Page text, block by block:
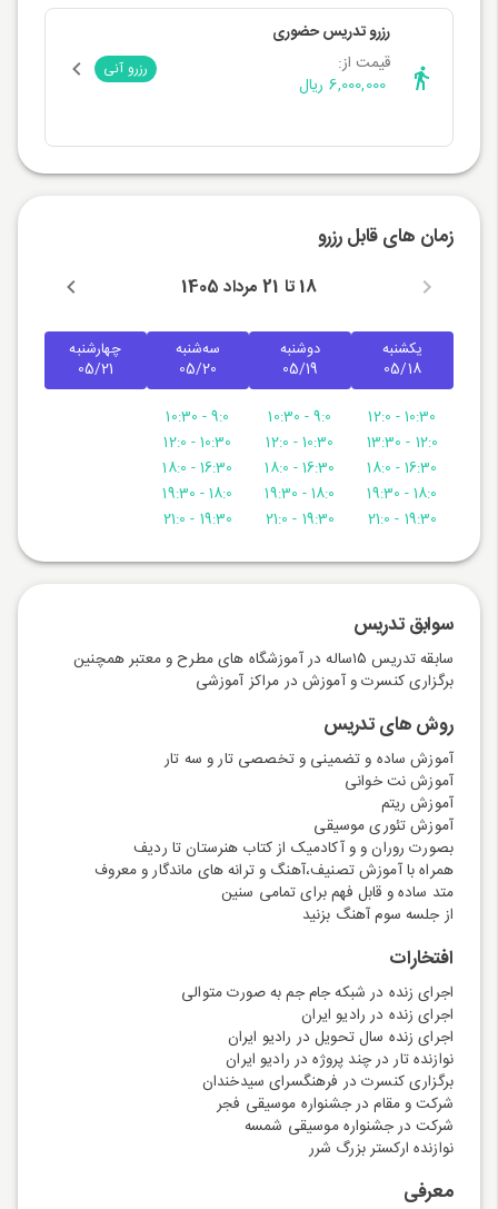
رزرو تدریس حضوری
قیمت از:
6,000,000 ریال
رزرو آنی
زمان های قابل رزرو
18 تا 21 مرداد 1405
یکشنبه
05/18
10:30 - 12:0
12:0 - 13:30
16:30 - 18:0
18:0 - 19:30
19:30 - 21:0
دوشنبه
05/19
9:0 - 10:30
10:30 - 12:0
16:30 - 18:0
18:0 - 19:30
19:30 - 21:0
سه‌شنبه
05/20
9:0 - 10:30
10:30 - 12:0
16:30 - 18:0
18:0 - 19:30
19:30 - 21:0
چهارشنبه
05/21
سوابق تدریس
سابقه تدریس ۱۵ساله در آموزشگاه های مطرح و معتبر همچنین
برگزاری کنسرت و آموزش در مراکز آموزشی
روش های تدریس
آموزش ساده و تضمینی و تخصصی تار و سه تار
آموزش نت خوانی
آموزش ریتم
آموزش تئوری موسیقی
بصورت روران و و آکادمیک از کتاب هنرستان تا ردیف
همراه با آموزش تصنیف،آهنگ و ترانه های ماندگار و معروف
متد ساده و قابل فهم برای تمامی سنین
از جلسه سوم آهنگ بزنید
افتخارات
اجرای زنده در شبکه جام جم به صورت متوالی
اجرای زنده در رادیو ایران
اجرای زنده سال تحویل در رادیو ایران
نوازنده تار در چند پروژه در رادیو ایران
برگزاری کنسرت در فرهنگسرای سیدخندان
شرکت و مقام در جشنواره موسیقی فجر
شرکت در جشنواره موسیقی شمسه
نوازنده ارکستر بزرگ شرر
معرفی